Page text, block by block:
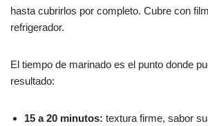
hasta cubrirlos por completo. Cubre con
refrigerador.
El tiempo de marinado es el punto donde
resultado:
15 a 20 minutos: textura firme, sabor